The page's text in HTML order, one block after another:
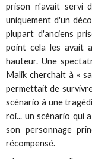
prison n'avait servi
uniquement d'un
plupart d'anciens
point cela les avait
hauteur. Une
Malik cherchait à «
permettait de
scénario à une
roi... un scénario qui
son personnage
récompensé.